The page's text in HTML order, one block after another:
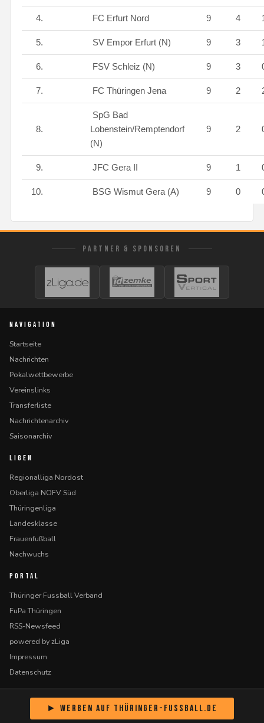
4. FC Erfurt Nord 9 4
5. SV Empor Erfurt (N) 9 3
6. FSV Schleiz (N) 9 3
7. FC Thüringen Jena 9 2
8.
SpG Bad
Lobenstein/Remptendorf
(N)
9 2
9. JFC Gera II 9 1
10. BSG Wismut Gera (A) 9 0
PARTNER & SPONSOREN
NAVIGATION
Startseite
Nachrichten
Pokalwettbewerbe
Vereinslinks
Transferliste
Nachrichtenarchiv
Saisonarchiv
LIGEN
Regionalliga Nordost
Oberliga NOFV Süd
Thüringenliga
Landesklasse
Frauenfußball
Nachwuchs
PORTAL
Thüringer Fussball Verband
FuPa Thüringen
RSS-Newsfeed
powered by zLiga
Impressum
Datenschutz
► Werben auf Thüringer-Fussball.de